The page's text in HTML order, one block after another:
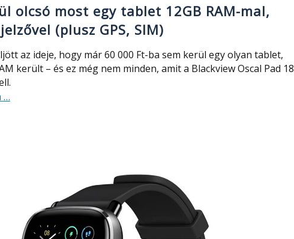
olcsó most egy tablet 12GB RAM-mal,
(plusz GPS, SIM)
az ideje, hogy már 60 000 Ft-ba sem kerül egy olyan tablet,
került – és ez még nem minden, amit a Blackview Oscal Pad 18
about
nagyobb
…